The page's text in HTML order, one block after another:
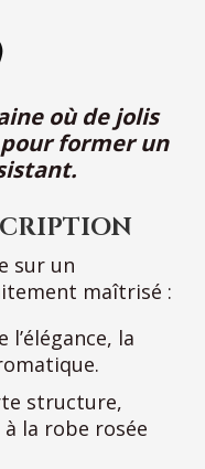
où de jolis
former un
sur un
maîtrisé :
l’élégance, la
structure,
la robe rosée